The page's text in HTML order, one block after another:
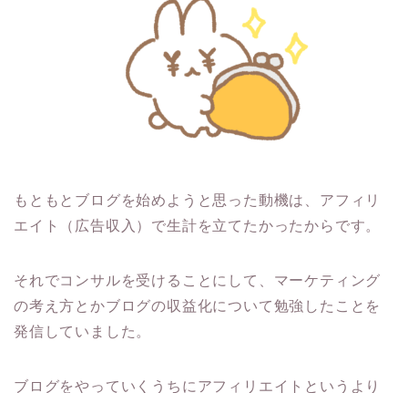
もともとブログを始めようと思った動機は、アフィリ
エイト（広告収入）で生計を立てたかったからです。
それでコンサルを受けることにして、マーケティング
の考え方とかブログの収益化について勉強したことを
発信していました。
ブログをやっていくうちにアフィリエイトというより